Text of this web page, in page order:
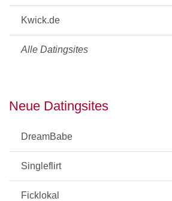
Kwick.de
Alle Datingsites
Neue Datingsites
DreamBabe
Singleflirt
Ficklokal